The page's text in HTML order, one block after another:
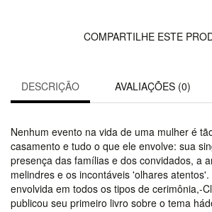
Geografia
HQs E
Mangás
Infantil
Informática
COMPARTILHE ESTE
DESCRIÇÃO AVALIAÇÕES (0)
Nenhum evento na vida de uma mulher é
casamento e tudo o que ele envolve: sua
presença das famílias e dos convidados, a
melindres e os incontáveis 'olhares
envolvida em todos os tipos de cerimônia,-
publicou seu primeiro livro sobre o tema